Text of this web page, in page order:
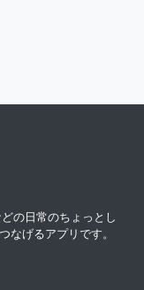
の日常のちょっとし
なげるアプリです。